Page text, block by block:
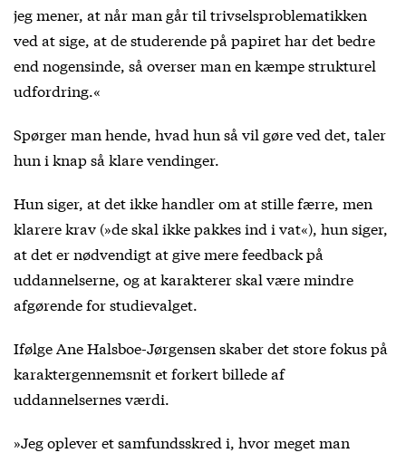
jeg mener, at når man går til trivselsproblematikken
ved at sige, at de studerende på papiret har det bedre
end nogensinde, så overser man en kæmpe strukturel
udfordring.«
Spørger man hende, hvad hun så vil gøre ved det, taler
hun i knap så klare vendinger.
Hun siger, at det ikke handler om at stille færre, men
klarere krav (»de skal ikke pakkes ind i vat«), hun siger,
at det er nødvendigt at give mere feedback på
uddannelserne, og at karakterer skal være mindre
afgørende for studievalget.
Ifølge Ane Halsboe-Jørgensen skaber det store fokus på
karaktergennemsnit et forkert billede af
uddannelsernes værdi.
»Jeg oplever et samfundsskred i, hvor meget man